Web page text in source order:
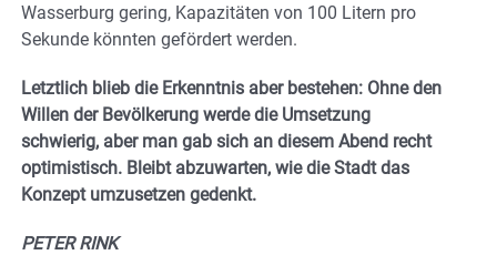
Wasserburg gering, Kapazitäten von 100 Litern pro
Sekunde könnten gefördert werden.
Letztlich blieb die Erkenntnis aber bestehen: Ohne den
Willen der Bevölkerung werde die Umsetzung
schwierig, aber man gab sich an diesem Abend recht
optimistisch. Bleibt abzuwarten, wie die Stadt das
Konzept umzusetzen gedenkt.
PETER RINK